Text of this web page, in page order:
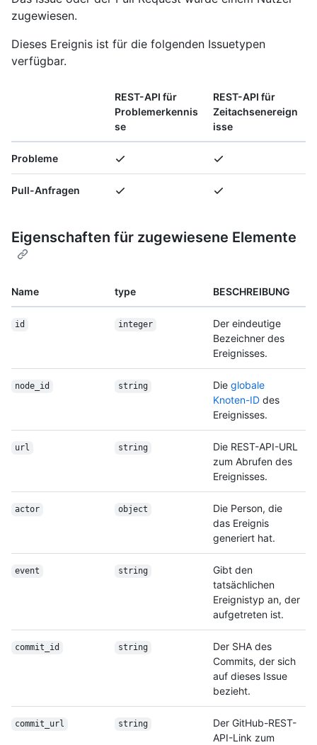
zugewiesen.
Dieses Ereignis ist für die folgenden Issuetypen
verfügbar.
REST-API für
Problemerkennis
se
REST-API für
Zeitachsenereign
isse
Probleme
Pull-Anfragen
Eigenschaften für zugewiesene Elemente
Name type BESCHREIBUNG
id integer
Der eindeutige
Bezeichner des
Ereignisses.
node_id string Die globale
Knoten-ID des
Ereignisses.
url string
Die REST-API-URL
zum Abrufen des
Ereignisses.
actor object
Die Person, die
das Ereignis
generiert hat.
event string
Gibt den
tatsächlichen
Ereignistyp an, der
aufgetreten ist.
commit_id string
Der SHA des
Commits, der sich
auf dieses Issue
bezieht.
commit_url string
Der GitHub-REST-
API-Link zum